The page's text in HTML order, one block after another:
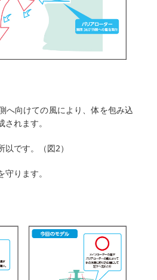
へ向けての風により、体を包み込
れます。
です。（図2）
ります。